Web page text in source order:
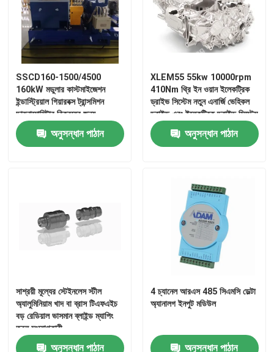
SSCD160-1500/4500
160kW মডুলার কাস্টমাইজেশন
ইন্ডাস্ট্রিয়াল গিয়ারবক্স ট্রান্সমিশন
ডায়নামোমিটার বিক্রয়ের জন্য
অনুসন্ধান পাঠান
XLEM55 55kw 10000rpm
410Nm থ্রি ইন ওয়ান ইলেকট্রিক
ড্রাইভ সিস্টেম নতুন এনার্জি ভেহিকল
ড্রাইভ এবং ইলেকট্রিক ড্রাইভ সিস্টেম
অনুসন্ধান পাঠান
সাশ্রয়ী মূল্যের স্টেইনলেস স্টীল
অ্যালুমিনিয়াম খাদ বা ব্রাস টিএফএইচ
বড় রেডিয়াল ভাসমান ব্লাইন্ড ম্যাপিং
তরল সংযোগকারী
অনুসন্ধান পাঠান
4 চ্যানেল আরএস 485 সিএমসি ডেল্টা
অ্যানালগ ইনপুট মডিউল
অনুসন্ধান পাঠান